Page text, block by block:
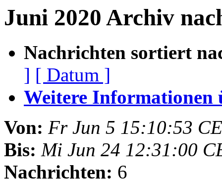
Juni 2020 Archiv
Nachrichten sortiert
] [ Datum ]
Weitere Informationen
Von: Fr Jun 5 15:10:53
Bis: Mi Jun 24 12:31:00
Nachrichten: 6